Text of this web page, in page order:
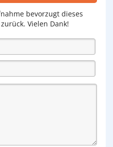
bevorzugt dieses
Vielen Dank!